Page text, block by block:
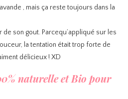
, mais ça reste toujours dans la
son gout. Parcequ’appliqué sur les
la tentation était trop forte de
délicieux ! XD
naturelle et Bio pour